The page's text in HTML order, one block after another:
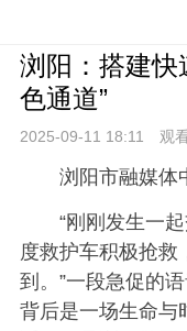
浏阳：搭建快
色通道”
2025-09-11 18:11 观
浏阳市融媒体
“刚刚发生一
度救护车积极抢救
到。”一段急促的
背后是一场生命与